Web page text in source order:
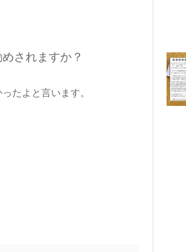
されますか？
たよと言います。